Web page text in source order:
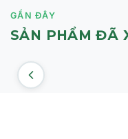
GẦN ĐÂY
SẢN PHẨM ĐÃ